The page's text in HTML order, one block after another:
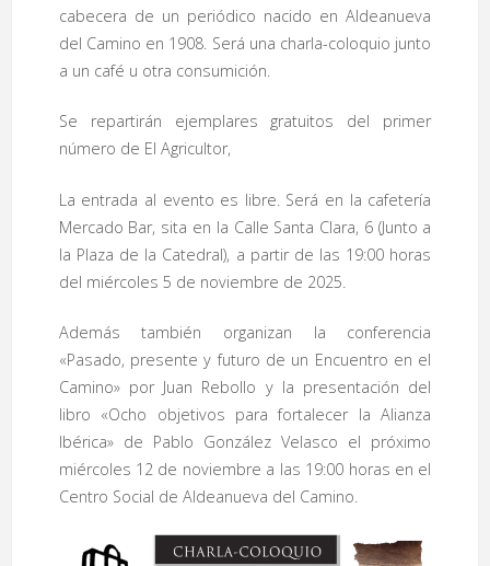
cabecera de un periódico nacido en Aldeanueva
del Camino en 1908. Será una charla-coloquio junto
a un café u otra consumición.
Se repartirán ejemplares gratuitos del primer
número de El Agricultor,
La entrada al evento es libre. Será en la cafetería
Mercado Bar, sita en la Calle Santa Clara, 6 (Junto a
la Plaza de la Catedral), a partir de las 19:00 horas
del miércoles 5 de noviembre de 2025.
Además también organizan la conferencia
«Pasado, presente y futuro de un Encuentro en el
Camino» por Juan Rebollo y la presentación del
libro «Ocho objetivos para fortalecer la Alianza
Ibérica» de Pablo González Velasco el próximo
miércoles 12 de noviembre a las 19:00 horas en el
Centro Social de Aldeanueva del Camino.